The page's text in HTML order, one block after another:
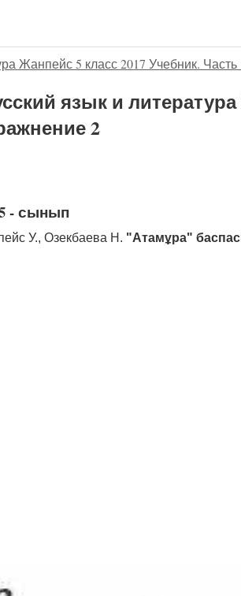
Жанпейс 5 класс 2017 Учебник. Часть
язык и литература
2
- сынып
У., Озекбаева Н. "Атамұра"